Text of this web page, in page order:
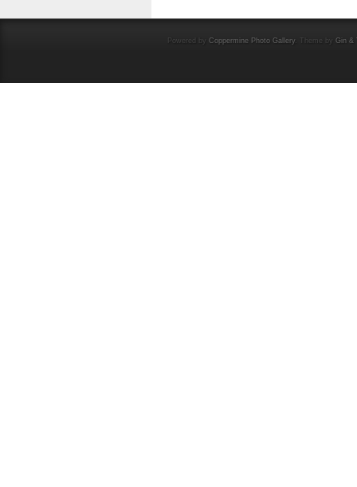
Powered by Coppermine Photo Gallery. Theme by Gin &